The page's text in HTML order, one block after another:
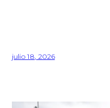
julio 18, 2026